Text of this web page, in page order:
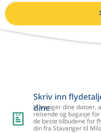
Skriv inn
dine
Vi trenger dine datoer,
reisende og bagasje
de beste tilbudene for
din fra Stavanger til